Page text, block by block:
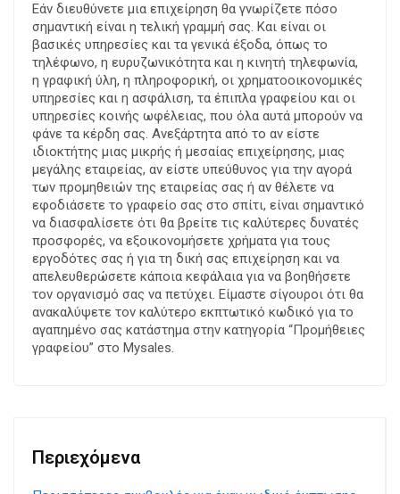
Εάν διευθύνετε μια επιχείρηση θα γνωρίζετε πόσο
σημαντική είναι η τελική γραμμή σας. Και είναι οι
βασικές υπηρεσίες και τα γενικά έξοδα, όπως το
τηλέφωνο, η ευρυζωνικότητα και η κινητή τηλεφωνία,
η γραφική ύλη, η πληροφορική, οι χρηματοοικονομικές
υπηρεσίες και η ασφάλιση, τα έπιπλα γραφείου και οι
υπηρεσίες κοινής ωφέλειας, που όλα αυτά μπορούν να
φάνε τα κέρδη σας. Ανεξάρτητα από το αν είστε
ιδιοκτήτης μιας μικρής ή μεσαίας επιχείρησης, μιας
μεγάλης εταιρείας, αν είστε υπεύθυνος για την αγορά
των προμηθειών της εταιρείας σας ή αν θέλετε να
εφοδιάσετε το γραφείο σας στο σπίτι, είναι σημαντικό
να διασφαλίσετε ότι θα βρείτε τις καλύτερες δυνατές
προσφορές, να εξοικονομήσετε χρήματα για τους
εργοδότες σας ή για τη δική σας επιχείρηση και να
απελευθερώσετε κάποια κεφάλαια για να βοηθήσετε
τον οργανισμό σας να πετύχει. Είμαστε σίγουροι ότι θα
ανακαλύψετε τον καλύτερο εκπτωτικό κωδικό για το
αγαπημένο σας κατάστημα στην κατηγορία “Προμήθειες
γραφείου” στο Mysales.
Περιεχόμενα